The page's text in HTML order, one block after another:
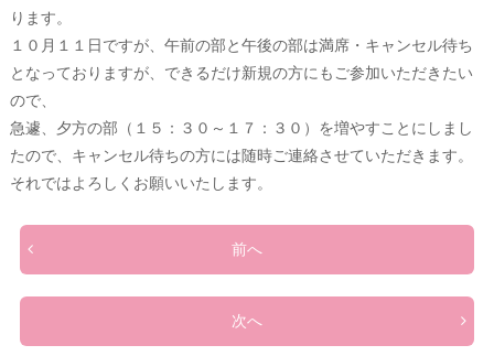
ります。
１０月１１日ですが、午前の部と午後の部は満席・キャンセル待ち
となっておりますが、できるだけ新規の方にもご参加いただきたい
ので、
急遽、夕方の部（１５：３０～１７：３０）を増やすことにしまし
たので、キャンセル待ちの方には随時ご連絡させていただきます。
それではよろしくお願いいたします。
前へ
次へ